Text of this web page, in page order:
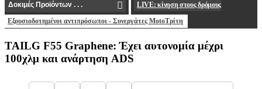
LIVE: κίνηση στους δρόμους
Εξουσιοδοτημένοι αντιπρόσωποι - Συνεργάτες MotoΤρίτη
TAILG F55 Graphene: Έχει αυτονομία μέχρι
100χλμ και ανάρτηση ADS